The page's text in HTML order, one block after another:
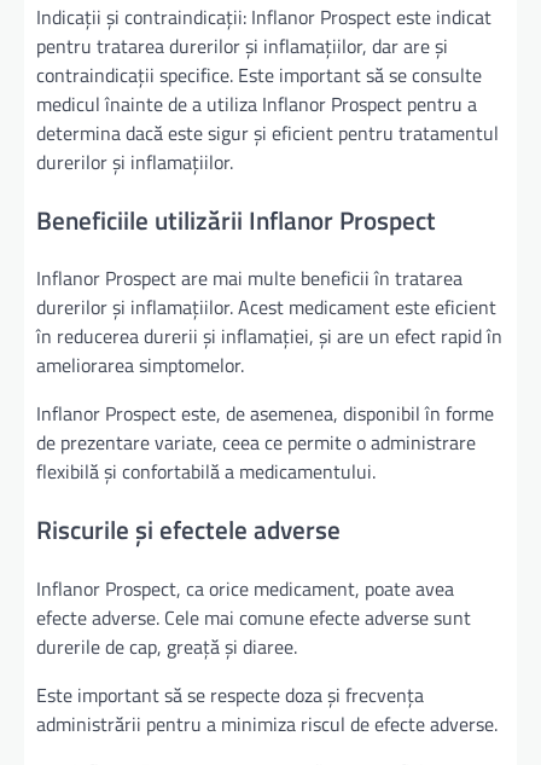
Indicații și contraindicații: Inflanor Prospect este indicat
pentru tratarea durerilor și inflamațiilor, dar are și
contraindicații specifice. Este important să se consulte
medicul înainte de a utiliza Inflanor Prospect pentru a
determina dacă este sigur și eficient pentru tratamentul
durerilor și inflamațiilor.
Beneficiile utilizării Inflanor Prospect
Inflanor Prospect are mai multe beneficii în tratarea
durerilor și inflamațiilor. Acest medicament este eficient
în reducerea durerii și inflamației, și are un efect rapid în
ameliorarea simptomelor.
Inflanor Prospect este, de asemenea, disponibil în forme
de prezentare variate, ceea ce permite o administrare
flexibilă și confortabilă a medicamentului.
Riscurile și efectele adverse
Inflanor Prospect, ca orice medicament, poate avea
efecte adverse. Cele mai comune efecte adverse sunt
durerile de cap, greață și diaree.
Este important să se respecte doza și frecvența
administrării pentru a minimiza riscul de efecte adverse.